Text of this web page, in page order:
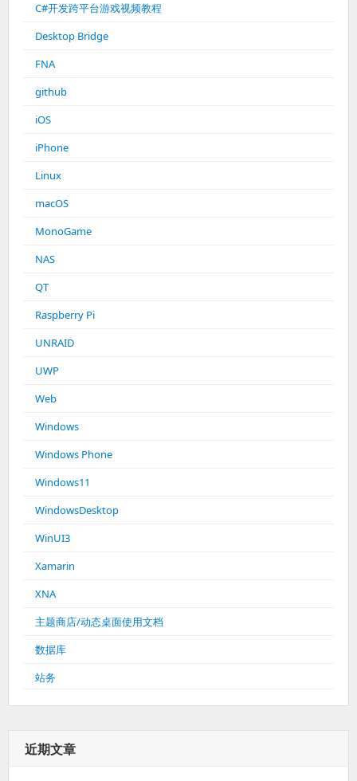
C#开发跨平台游戏视频教程
Desktop Bridge
FNA
github
iOS
iPhone
Linux
macOS
MonoGame
NAS
QT
Raspberry Pi
UNRAID
UWP
Web
Windows
Windows Phone
Windows11
WindowsDesktop
WinUI3
Xamarin
XNA
主题商店/动态桌面使用文档
数据库
站务
近期文章